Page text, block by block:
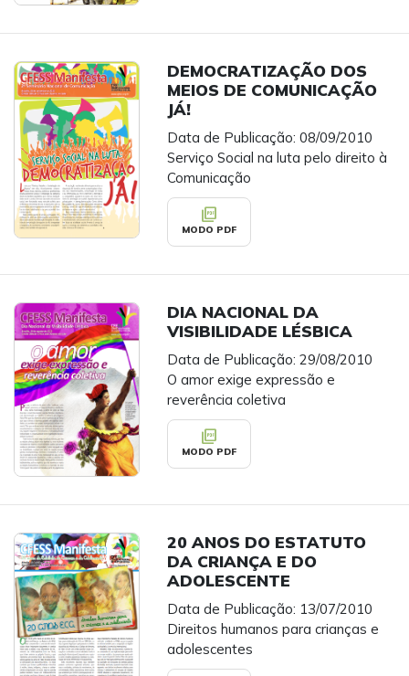
DEMOCRATIZAÇÃO DOS
MEIOS DE COMUNICAÇÃO
JÁ!
Data de Publicação: 08/09/2010
Serviço Social na luta pelo direito à
Comunicação
picture_as_pdf
MODO PDF
DIA NACIONAL DA
VISIBILIDADE LÉSBICA
Data de Publicação: 29/08/2010
O amor exige expressão e
reverência coletiva
picture_as_pdf
MODO PDF
20 ANOS DO ESTATUTO
DA CRIANÇA E DO
ADOLESCENTE
Data de Publicação: 13/07/2010
Direitos humanos para crianças e
adolescentes